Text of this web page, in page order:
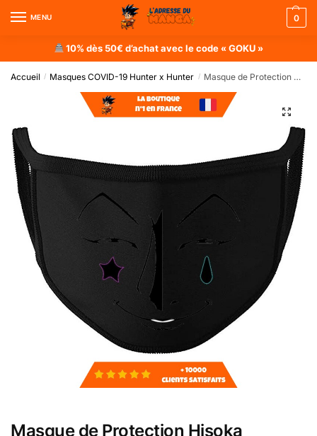
MENU 0
10% dès 50€ d’achat avec le code « GOKU »
Accueil / Masques COVID-19 Hunter x Hunter / Masque de Protection Hisoka (Tatouage)
Masque de Protection Hisoka